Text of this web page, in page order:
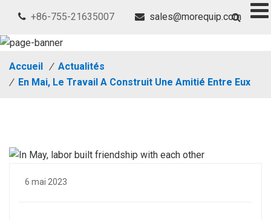
+86-755-21635007 sales@morequip.com
Accueil / Actualités
/ En Mai, Le Travail A Construit Une Amitié Entre Eux
6 mai 2023